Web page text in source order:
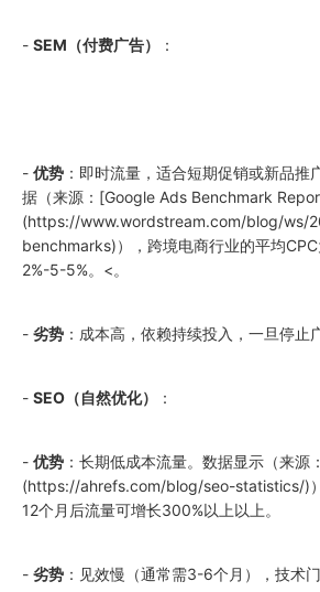
- SEM（付费广告） ：
- 优势 ：即时流量，适合短期促销或新品推
据（来源：[Google Ads Benchmark
(https://www.wordstream.com/blog/ws/
benchmarks)），跨境电商行业的平均
2%-5-5%。<。
- 劣势 ：成本高，依赖持续投入，一旦停止
- SEO（自然优化） ：
- 优势 ：长期低成本流量。数据显示（来
(https://ahrefs.com/blog/seo-statistics/)
12个月后流量可增长300%以上以上。
- 劣势 ：见效慢（通常需3-6个月），技术门